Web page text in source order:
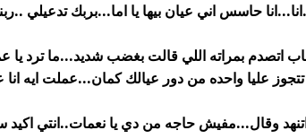
حاسس اني عيان بيها يا اما...بربك تدعيلي
اتصدم بمراته اللي قالت بغضب شديد...ما ترد يا
عليا واحده من دور عيالك كمان...عملت ايه
وقال...مفيش حاجه من دي يا نعمات..انتي اكيد